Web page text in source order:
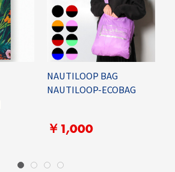
NAUTILOOP BAG
NAUTILOOP-ECOBAG
￥1,000